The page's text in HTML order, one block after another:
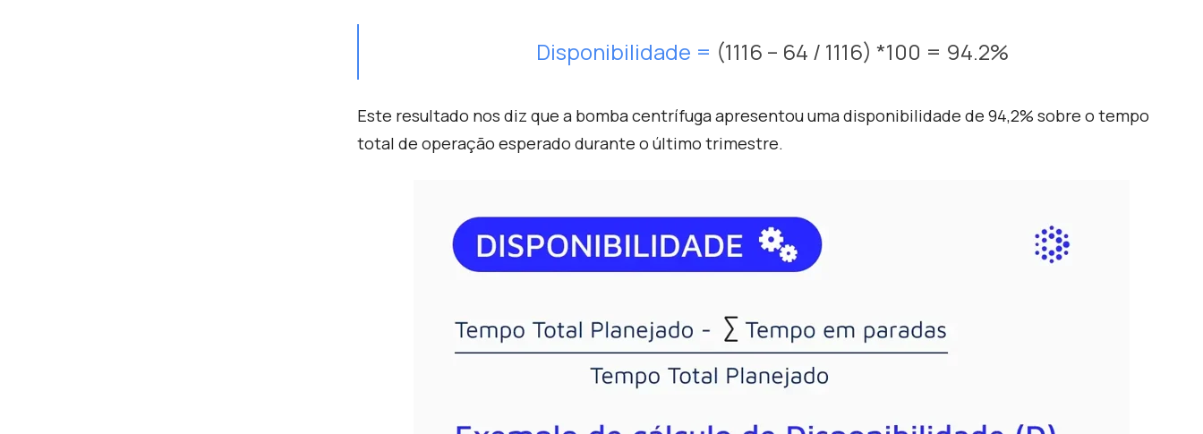
Disponibilidade = (1116 – 64 / 1116) *100 = 94.2%
Este resultado nos diz que a bomba centrífuga apresentou uma disponibilidade de 94,2% sobre o tempo
total de operação esperado durante o último trimestre.